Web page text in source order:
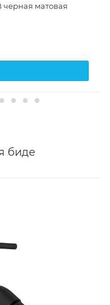
черная матовая
биде